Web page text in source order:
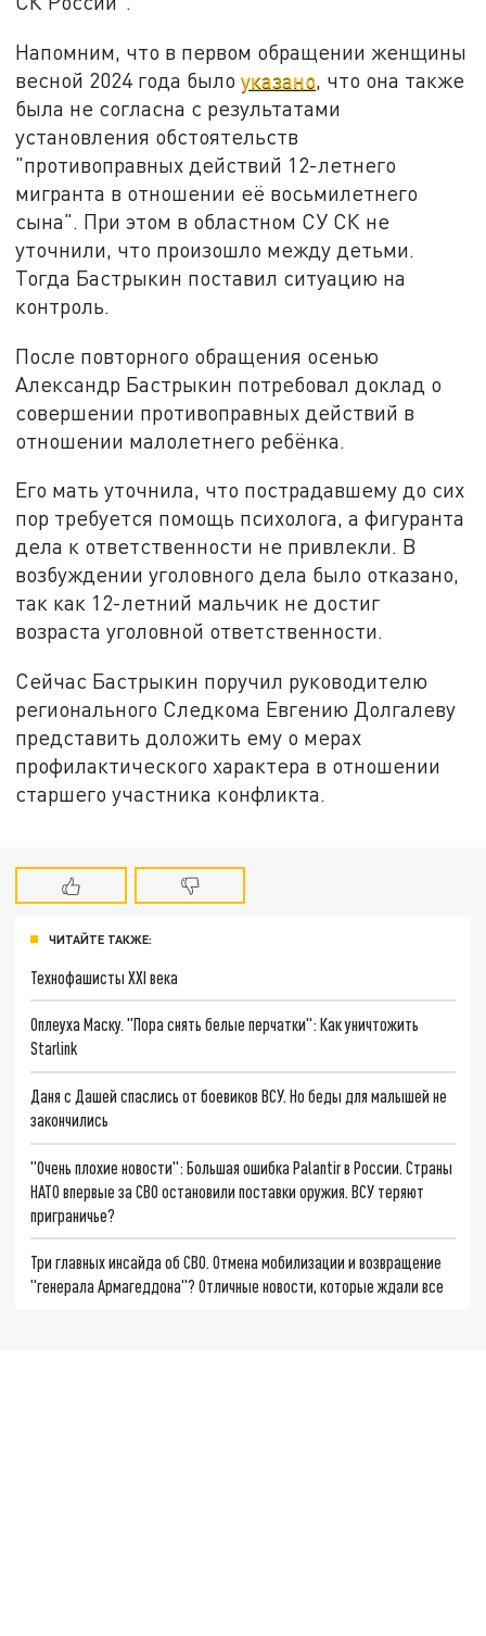
Напомним, что в первом обращении женщины
весной 2024 года былоуказано, что она также
была не согласна с результатами
установления обстоятельств
"противоправных действий 12-летнего
мигранта в отношении её восьмилетнего
сына". При этом в областном СУ СК не
уточнили, что произошло между детьми.
Тогда Бастрыкин поставил ситуацию на
контроль.
После повторного обращения осенью
Александр Бастрыкин потребовал доклад о
совершении противоправных действий в
отношении малолетнего ребёнка.
Его мать уточнила, что пострадавшему до сих
пор требуется помощь психолога, а фигуранта
дела к ответственности не привлекли. В
возбуждении уголовного дела было отказано,
так как 12-летний мальчик не достиг
возраста уголовной ответственности.
Сейчас Бастрыкин поручил руководителю
регионального Следкома Евгению Долгалеву
представить доложить ему о мерах
профилактического характера в отношении
старшего участника конфликта.
ЧИТАЙТЕ ТАКЖЕ:
Технофашисты XXI века
Оплеуха Маску. "Пора снять белые перчатки": Как уничтожить
Starlink
Даня с Дашей спаслись от боевиков ВСУ. Но беды для малышей не
закончились
"Очень плохие новости": Большая ошибка Palantir в России. Страны
НАТО впервые за СВО остановили поставки оружия. ВСУ теряют
приграничье?
Три главных инсайда об СВО. Отмена мобилизации и возвращение
"генерала Армагеддона"? Отличные новости, которые ждали все